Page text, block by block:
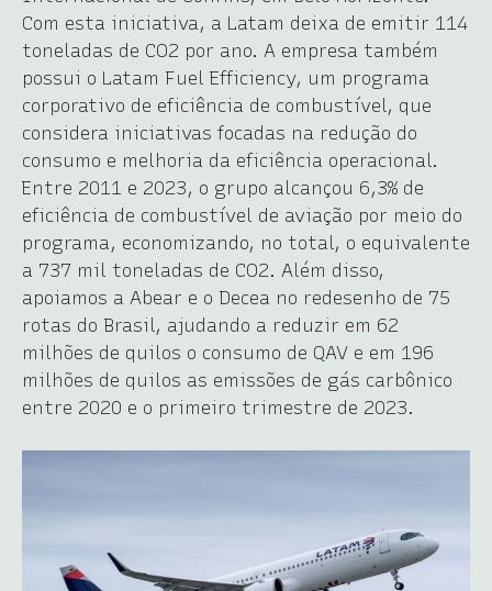
Com esta iniciativa, a Latam deixa de emitir 114
toneladas de CO2 por ano. A empresa também
possui o Latam Fuel Efficiency, um programa
corporativo de eficiência de combustível, que
considera iniciativas focadas na redução do
consumo e melhoria da eficiência operacional.
Entre 2011 e 2023, o grupo alcançou 6,3% de
eficiência de combustível de aviação por meio do
programa, economizando, no total, o equivalente
a 737 mil toneladas de CO2. Além disso,
apoiamos a Abear e o Decea no redesenho de 75
rotas do Brasil, ajudando a reduzir em 62
milhões de quilos o consumo de QAV e em 196
milhões de quilos as emissões de gás carbônico
entre 2020 e o primeiro trimestre de 2023.